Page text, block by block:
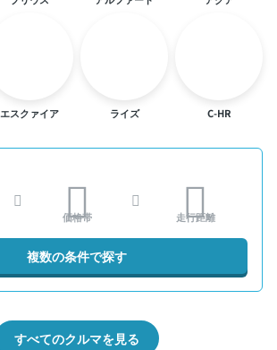
エスクァイア ライズ C-HR
価格帯 走行距離
複数の条件で探す
すべてのクルマを見る